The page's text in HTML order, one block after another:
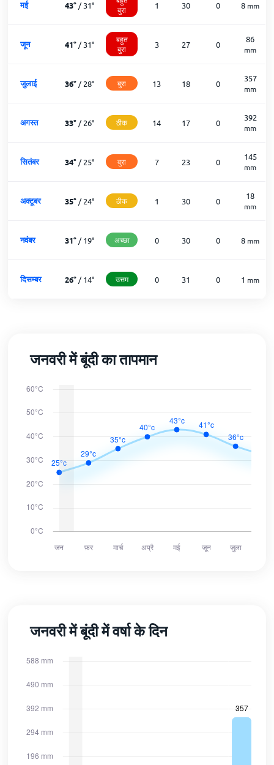
मई 43°/31°
बुरा
1 30 0 8 mm
जून 41°/31°
बहुत
बुरा
3 27 0
86
mm
जुलाई 36°/28° बुरा 13 18 0
357
mm
अगस्त 33°/26° ठीक 14 17 0
392
mm
सितंबर 34°/25° बुरा 7 23 0
145
mm
अक्टूबर 35°/24° ठीक 1 30 0
18
mm
नवंबर 31°/19° अच्छा 0 30 0 8 mm
दिसम्बर 26°/14° उत्तम 0 31 0 1 mm
जनवरी में बूंदी का तापमान
जनवरी में बूंदी में वर्षा के दिन